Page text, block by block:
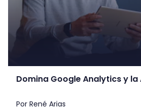
Domina Google Analytics y
Por René Arias